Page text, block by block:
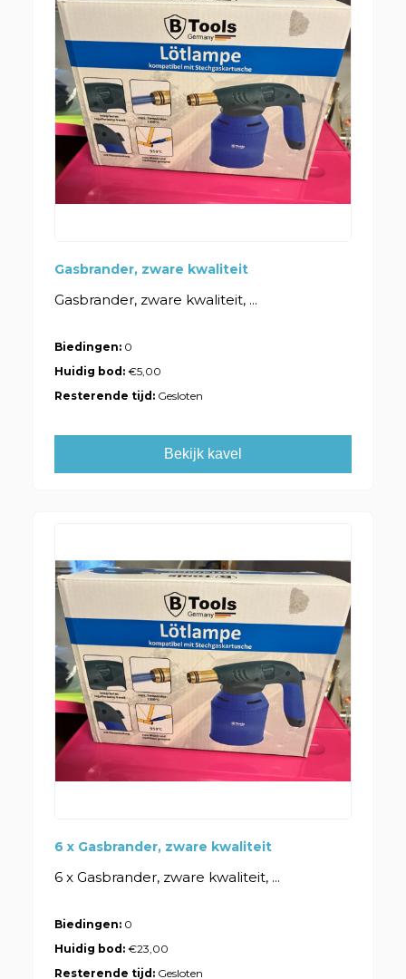
Gasbrander, zware kwaliteit
Gasbrander, zware kwaliteit, ...
Biedingen: 0
Huidig bod:€5,00
Resterende tijd: Gesloten
Bekijk kavel
6 x Gasbrander, zware kwaliteit
6 x Gasbrander, zware kwaliteit, ...
Biedingen: 0
Huidig bod:€23,00
Resterende tijd: Gesloten